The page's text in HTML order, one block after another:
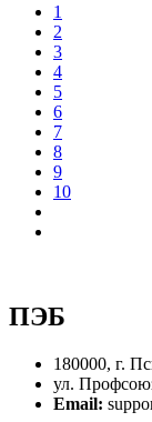
1
2
3
4
5
6
7
8
9
10
ПЭБ
180000, г.
ул.
Email: